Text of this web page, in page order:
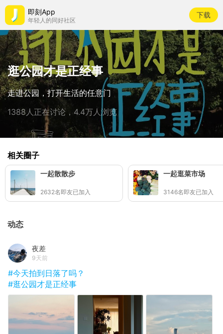
即刻App
年轻人的同好社区
下载
逛公园才是正经事
走进公园，打开生活的任意门
1388人正在讨论，4.4万人浏览
相关圈子
一起散散步
2632名即友已加入
一起逛菜市场
3146名即友已加入
动态
夜差
9天前
#今天拍到日落了吗？
#逛公园才是正经事